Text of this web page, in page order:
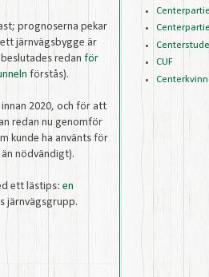
prognoserna pekar
järnvägsbygge är
beslutades redan för
förstås).
2020, och för att
redan nu genomför
kunde ha använts för
nödvändigt).
ett lästips: en
järnvägsgrupp.
CUF